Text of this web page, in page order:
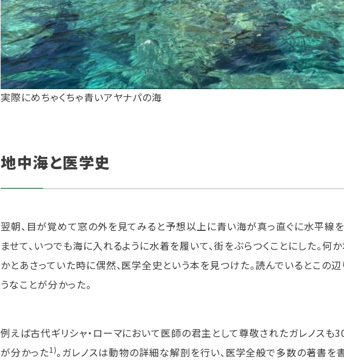
実際にめちゃくちゃ青いアヤナパの海
地中海と医学史
翌朝、目が覚めて窓の外を見てみると予想以上に青い海が真っ直ぐに水平線
ませて、いつでも海に入れるように水着を履いて、街をぶらつくことにした。
かとあさっていた時に偶然、医学全史という本を見つけた。読んでいるとこの
うなことが分かった。
例えば古代ギリシャ・ローマにおいて医師の君主として尊敬されたガレノスも
が分かった1)。ガレノスは動物の詳細な解剖を行い、医学全般で多数の著書を